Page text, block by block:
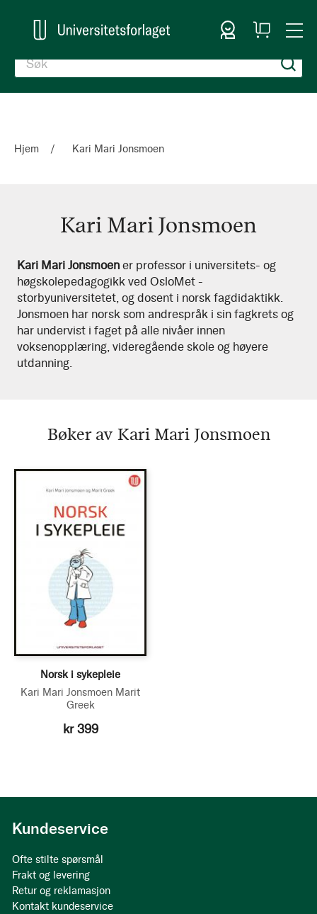
Logg inn
Handlekurv
Hjem Kari Mari Jonsmoen
Kari Mari Jonsmoen
Kari
Mari
Jonsmoen
Kari Mari Jonsmoen er professor i universitets- og
høgskolepedagogikk ved OsloMet -
storbyuniversitetet, og dosent i norsk fagdidaktikk.
Jonsmoen har norsk som andrespråk i sin fagkrets og
har undervist i faget på alle nivåer innen
voksenopplæring, videregående skole og høyere
utdanning.
Bøker av Kari Mari Jonsmoen
Norsk i sykepleie
Kari Mari Jonsmoen Marit
Greek
kr 399
Kundeservice
Ofte stilte spørsmål
Frakt og levering
Retur og reklamasjon
Kontakt kundeservice